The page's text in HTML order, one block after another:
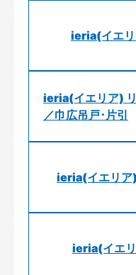
ieria(イエリ
ieria(イエリア) リ
／巾広吊戸･片引
ieria(イエリア
ieria(イエ